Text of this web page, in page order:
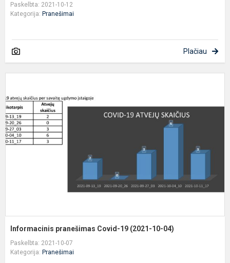
Paskelbta: 2021-10-12
Kategorija: Pranešimai
Plačiau
Informacinis pranešimas Covid-19 (2021-10-04)
Paskelbta: 2021-10-07
Kategorija: Pranešimai